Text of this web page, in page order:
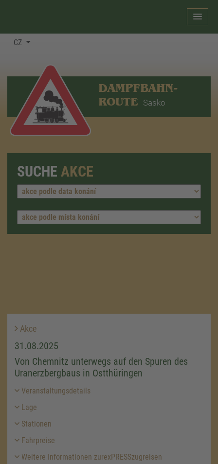
CZ
DAMPFBAHN-
ROUTE Sasko
SUCHE AKCE
Akce
31.08.2025
Von Chemnitz unterwegs auf den Spuren des
Uranerzbergbaus in Ostthüringen
Veranstaltungsdetails
Lage
Stationen
Fahrpreise
Weitere Informationen zurexPRESSzugreisen